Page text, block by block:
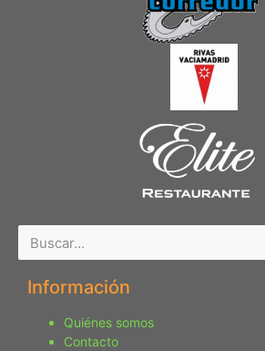
Información
Quiénes somos
Contacto